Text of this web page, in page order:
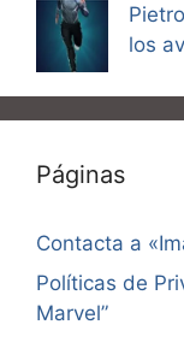
los
Páginas
Contacta a
Políticas de
Marvel”